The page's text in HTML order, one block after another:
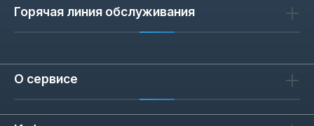
Горячая линия обслуживания
О сервисе